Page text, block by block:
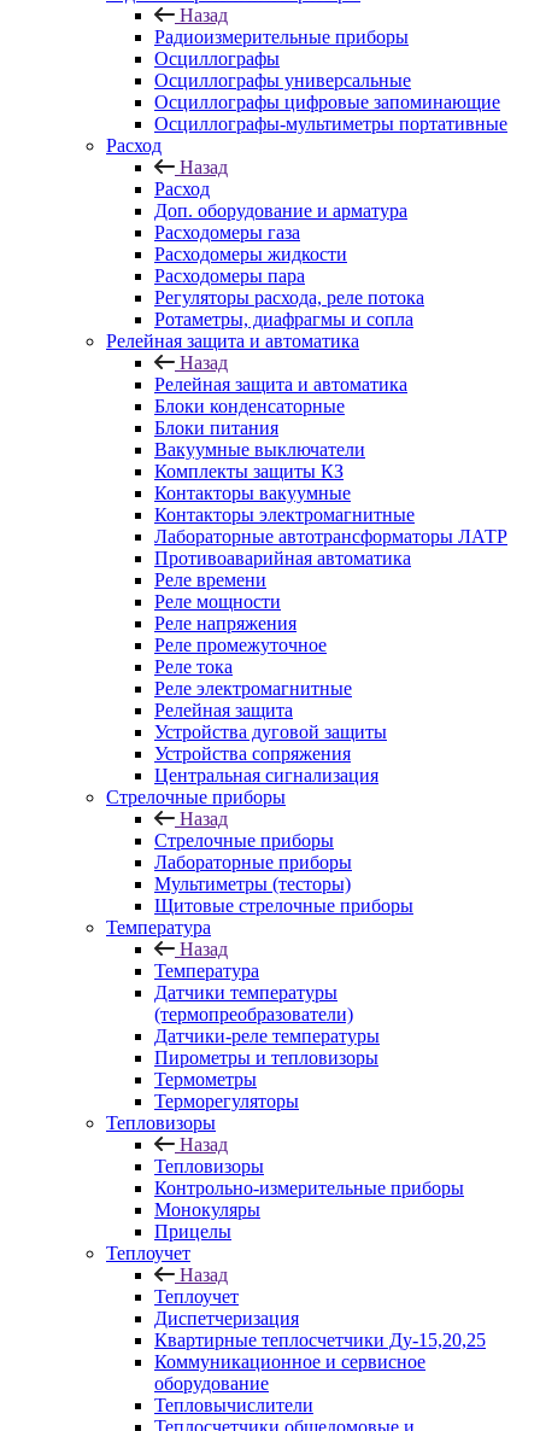
Назад
Радиоизмерительные приборы
Осциллографы
Осциллографы универсальные
Осциллографы цифровые запоминающие
Осциллографы-мультиметры портативные
Расход
Назад
Расход
Доп. оборудование и арматура
Расходомеры газа
Расходомеры жидкости
Расходомеры пара
Регуляторы расхода, реле потока
Ротаметры, диафрагмы и сопла
Релейная защита и автоматика
Назад
Релейная защита и автоматика
Блоки конденсаторные
Блоки питания
Вакуумные выключатели
Комплекты защиты КЗ
Контакторы вакуумные
Контакторы электромагнитные
Лабораторные автотрансформаторы ЛАТР
Противоаварийная автоматика
Реле времени
Реле мощности
Реле напряжения
Реле промежуточное
Реле тока
Реле электромагнитные
Релейная защита
Устройства дуговой защиты
Устройства сопряжения
Центральная сигнализация
Стрелочные приборы
Назад
Стрелочные приборы
Лабораторные приборы
Мультиметры (тесторы)
Щитовые стрелочные приборы
Температура
Назад
Температура
Датчики температуры
(термопреобразователи)
Датчики-реле температуры
Пирометры и тепловизоры
Термометры
Терморегуляторы
Тепловизоры
Назад
Тепловизоры
Контрольно-измерительные приборы
Монокуляры
Прицелы
Теплоучет
Назад
Теплоучет
Диспетчеризация
Квартирные теплосчетчики Ду-15,20,25
Коммуникационное и сервисное
оборудование
Тепловычислители
Теплосчетчики общедомовые и